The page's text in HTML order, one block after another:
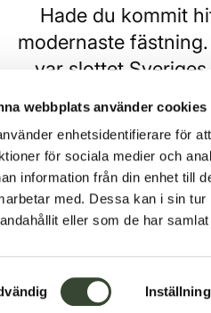
webbplats använder cookies
enhetsidentifierare för
för sociala medier och
information från din enhet till
med. Dessa kan i sin
eller som de har
Hade du kommit
modernaste
var slottet
av
historien bjudit på